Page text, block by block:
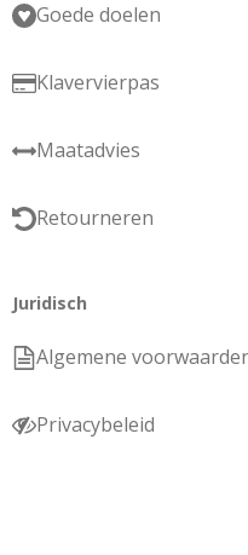
Goede doelen
Klavervierpas
Maatadvies
Retourneren
Juridisch
Algemene
Privacybeleid